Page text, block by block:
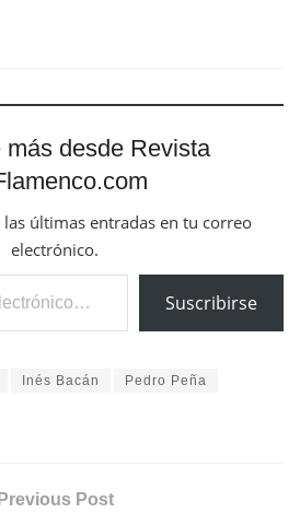
más desde Revista
últimas entradas en tu correo
electrónico.
Suscribirse
Inés Bacán Pedro Peña
Previous Post